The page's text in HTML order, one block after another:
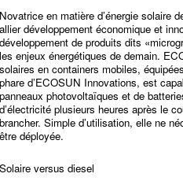
Novatrice en matière d’énergie solaire
allier développement économique et
développement de produits dits
les enjeux énergétiques de demain.
solaires en containers mobiles,
phare d’ECOSUN Innovations, est
panneaux photovoltaïques et de
d’électricité plusieurs heures après le
brancher. Simple d’utilisation, elle ne
être déployée.
Solaire versus diesel